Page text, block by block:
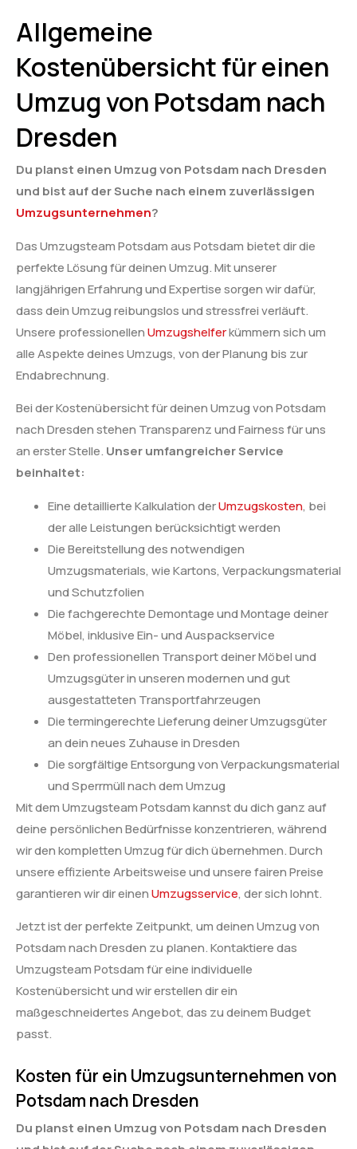
Allgemeine
Kostenübersicht für einen
Umzug von Potsdam nach
Dresden
Du planst einen Umzug von Potsdam nach Dresden
und bist auf der Suche nach einem zuverlässigen
Umzugsunternehmen?
Das Umzugsteam Potsdam aus Potsdam bietet dir die
perfekte Lösung für deinen Umzug. Mit unserer
langjährigen Erfahrung und Expertise sorgen wir dafür,
dass dein Umzug reibungslos und stressfrei verläuft.
Unsere professionellenUmzugshelferkümmern sich um
alle Aspekte deines Umzugs, von der Planung bis zur
Endabrechnung.
Bei der Kostenübersicht für deinen Umzug von Potsdam
nach Dresden stehen Transparenz und Fairness für uns
an erster Stelle. Unser umfangreicher Service
beinhaltet:
Eine detaillierte Kalkulation derUmzugskosten, bei
der alle Leistungen berücksichtigt werden
Die Bereitstellung des notwendigen
Umzugsmaterials, wie Kartons, Verpackungsmaterial
und Schutzfolien
Die fachgerechte Demontage und Montage deiner
Möbel, inklusive Ein- und Auspackservice
Den professionellen Transport deiner Möbel und
Umzugsgüter in unseren modernen und gut
ausgestatteten Transportfahrzeugen
Die termingerechte Lieferung deiner Umzugsgüter
an dein neues Zuhause in Dresden
Die sorgfältige Entsorgung von Verpackungsmaterial
und Sperrmüll nach dem Umzug
Mit dem Umzugsteam Potsdam kannst du dich ganz auf
deine persönlichen Bedürfnisse konzentrieren, während
wir den kompletten Umzug für dich übernehmen. Durch
unsere effiziente Arbeitsweise und unsere fairen Preise
garantieren wir dir einenUmzugsservice, der sich lohnt.
Jetzt ist der perfekte Zeitpunkt, um deinen Umzug von
Potsdam nach Dresden zu planen. Kontaktiere das
Umzugsteam Potsdam für eine individuelle
Kostenübersicht und wir erstellen dir ein
maßgeschneidertes Angebot, das zu deinem Budget
passt.
Kosten für ein Umzugsunternehmen von
Potsdam nach Dresden
Du planst einen Umzug von Potsdam nach Dresden